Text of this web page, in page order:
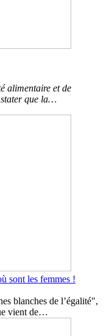
alimentaire et de
que la…
sont les femmes !
blanches de l’égalité",
vient de…